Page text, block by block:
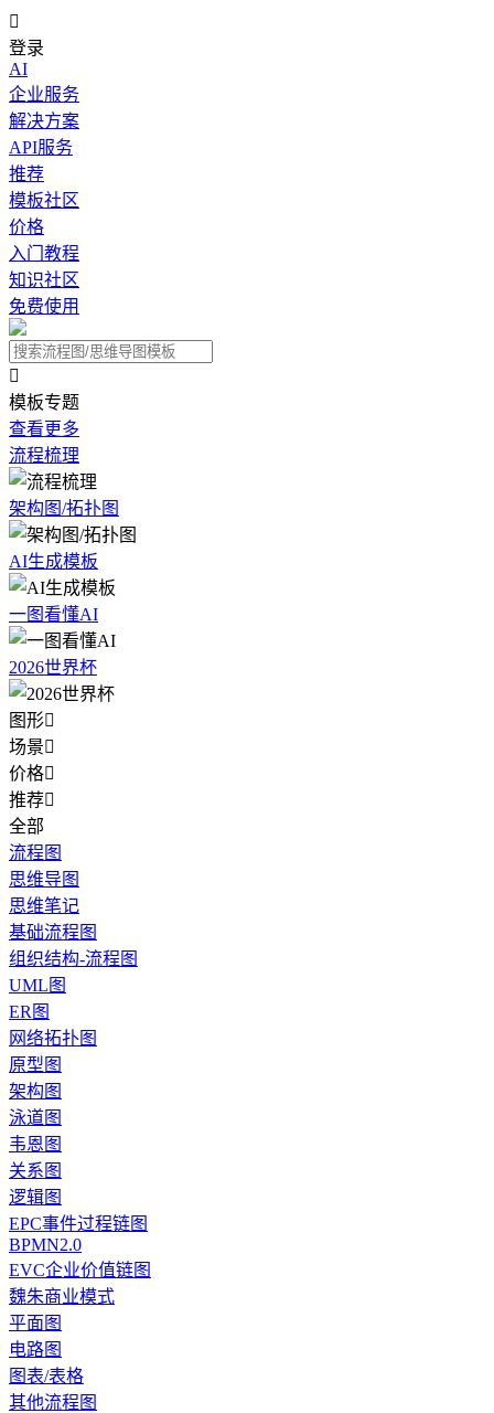

登录
AI
企业服务
解决方案
API服务
推荐
模板社区
价格
入门教程
知识社区
免费使用

模板专题
查看更多
流程梳理
架构图/拓扑图
AI生成模板
一图看懂AI
2026世界杯
图形
场景
价格
推荐
全部
流程图
思维导图
思维笔记
基础流程图
组织结构-流程图
UML图
ER图
网络拓扑图
原型图
架构图
泳道图
韦恩图
关系图
逻辑图
EPC事件过程链图
BPMN2.0
EVC企业价值链图
魏朱商业模式
平面图
电路图
图表/表格
其他流程图